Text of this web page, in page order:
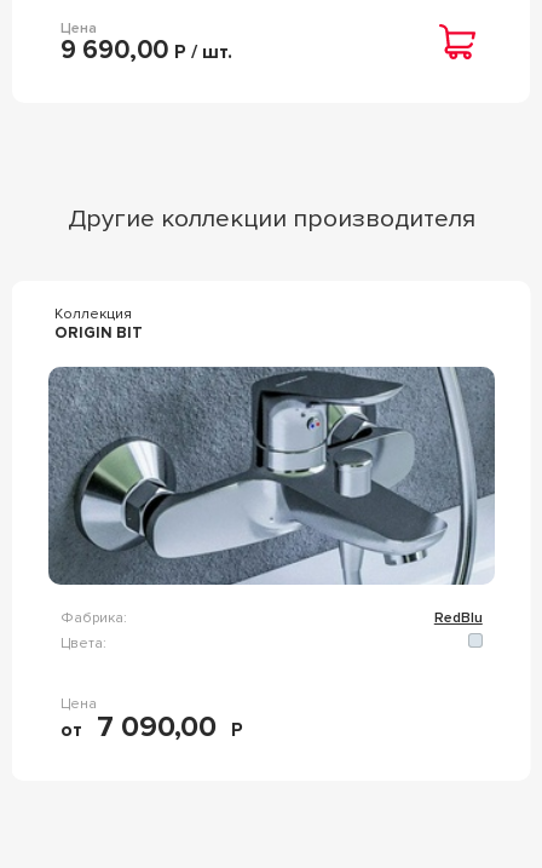
Цена
9 690,00 Р / шт.
Другие коллекции производителя
Коллекция
ORIGIN BIT
Фабрика:
RedBlu
Цвета:
Цена
от 7 090,00 Р